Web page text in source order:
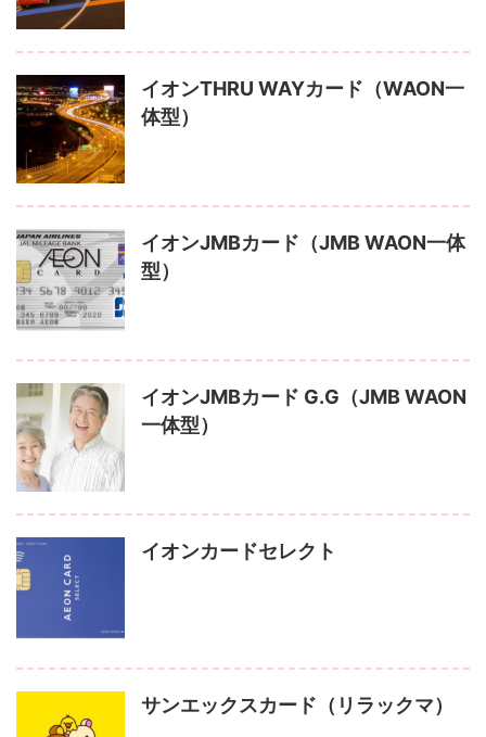
イオンTHRU WAYカード（WAON一
体型）
イオンJMBカード（JMB WAON一体
型）
イオンJMBカード G.G（JMB WAON
一体型）
イオンカードセレクト
サンエックスカード（リラックマ）